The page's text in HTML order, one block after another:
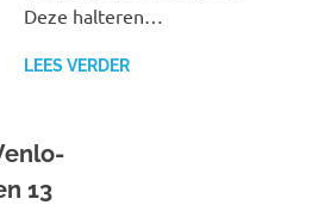
Deze halteren…
LEES VERDER
13